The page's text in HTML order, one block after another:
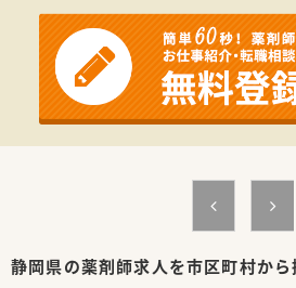
■服薬指導については自己管理移行
します。
■注射薬については患者様毎のセッ
しません。
■DI業務や病棟業務については件数
生致します。
■週3日～5日でご希望の曜日、日数
■9時～17時30分の間で1日5時間程
■1時間単位で有給休暇の取得が可能
静岡県の薬剤師求人を市区町村から